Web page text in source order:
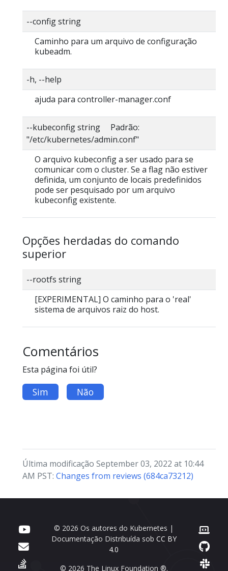
--config string
Caminho para um arquivo de configuração
kubeadm.
-h, --help
ajuda para controller-manager.conf
--kubeconfig string Padrão:
"/etc/kubernetes/admin.conf"
O arquivo kubeconfig a ser usado para se
comunicar com o cluster. Se a flag não estiver
definida, um conjunto de locais predefinidos
pode ser pesquisado por um arquivo
kubeconfig existente.
Opções herdadas do comando
superior
--rootfs string
[EXPERIMENTAL] O caminho para o 'real'
sistema de arquivos raiz do host.
Comentários
Esta página foi útil?
Sim Não
Última modificação September 03, 2022 at 10:44
AM PST: Changes from reviews (684ca73212)
© 2026 Os autores do Kubernetes |
Documentação Distribuída sob CC BY
4.0
© 2026 The Linux Foundation ®.